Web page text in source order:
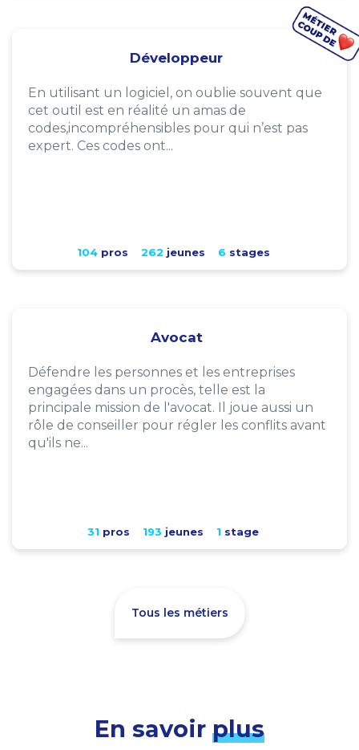
Développeur
En utilisant un logiciel, on oublie souvent que
cet outil est en réalité un amas de
codes,incompréhensibles pour qui n’est pas
expert. Ces codes ont...
104pros 262 jeunes 6 stages
Avocat
Défendre les personnes et les entreprises
engagées dans un procès, telle est la
principale mission de l'avocat. Il joue aussi un
rôle de conseiller pour régler les conflits avant
qu'ils ne...
31 pros 193 jeunes 1 stage
Tous les métiers
En savoir plus